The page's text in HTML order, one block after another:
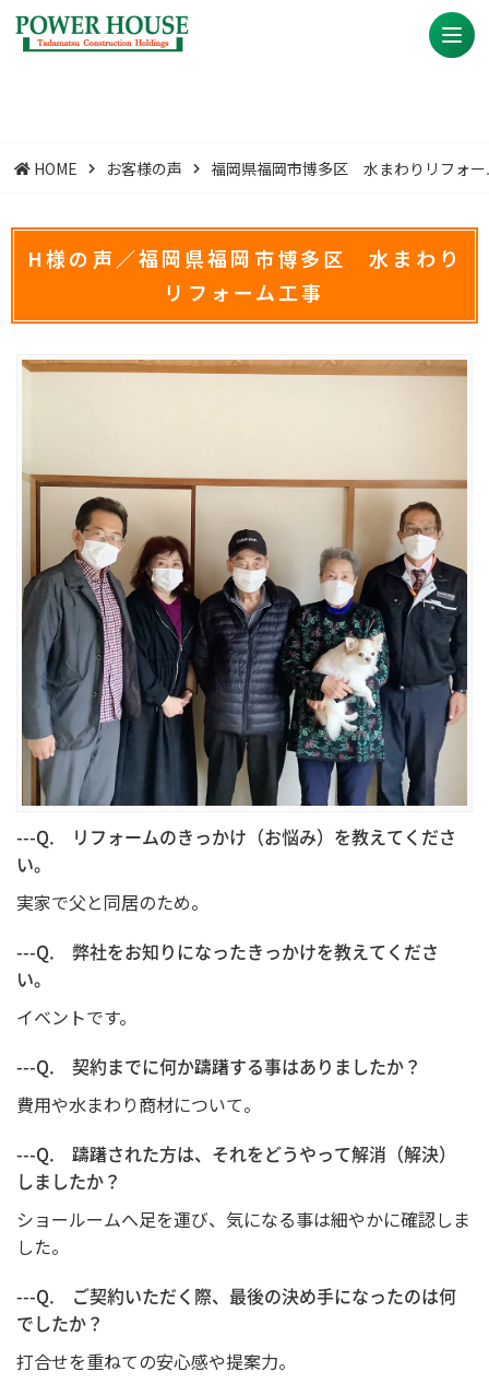
HOME お客様の声 福岡県福岡市博多区 水まわりリフォ
H様の声／福岡県福岡市博多区 水まわり
リフォーム工事
---Q. リフォームのきっかけ（お悩み）を教えてくださ
い。
実家で父と同居のため。
---Q. 弊社をお知りになったきっかけを教えてくださ
い。
イベントです。
---Q. 契約までに何か躊躇する事はありましたか？
費用や水まわり商材について。
---Q. 躊躇された方は、それをどうやって解消（解決）
しましたか？
ショールームへ足を運び、気になる事は細やかに確認しま
した。
---Q. ご契約いただく際、最後の決め手になったのは何
でしたか？
打合せを重ねての安心感や提案力。